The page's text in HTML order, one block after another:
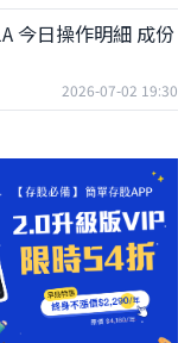
今日操作明細 成份
2026-07-02 19:30